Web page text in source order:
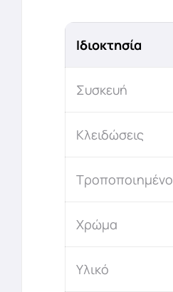
Ιδιοκτησία
Συσκευή
Κλειδώσεις
Τροποποιημένο
Χρώμα
Υλικό